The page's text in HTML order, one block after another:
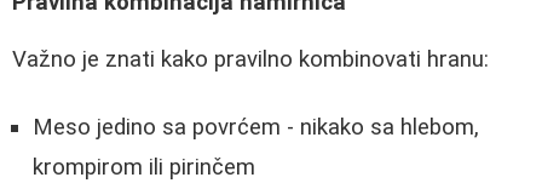
Važno je znati kako pravilno kombinovati hranu:
Meso jedino sa povrćem - nikako sa hlebom,
krompirom ili pirinčem